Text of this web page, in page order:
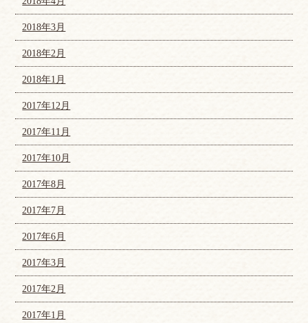
2018年3月
2018年2月
2018年1月
2017年12月
2017年11月
2017年10月
2017年8月
2017年7月
2017年6月
2017年3月
2017年2月
2017年1月